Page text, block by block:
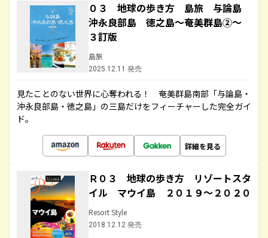
０３ 地球の歩き方 島旅 与論島
沖永良部島 徳之島～奄美群島②～
３訂版
島旅
2025.12.11 発売
見たことのない世界に心奪われる！ 奄美群島南部「与論島・
沖永良部島・徳之島」の三島だけをフィーチャーした完全ガイ
ド。
詳細を見る
Ｒ０３ 地球の歩き方 リゾートスタ
イル マウイ島 ２０１９～２０２０
Resort Style
2018.12.12 発売